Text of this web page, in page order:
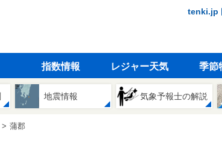
tenki.jp
指数情報 レジャー天気 季節
地震情報 気象予報士の解説
蒲郡